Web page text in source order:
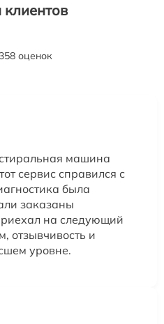
оценок
машина
сервис справился с
была
заказаны
на следующий
отзывчивость и
уровне.